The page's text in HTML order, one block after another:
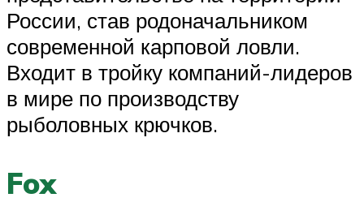
России, став родоначальником
современной карповой ловли.
Входит в тройку компаний-лидеров
в мире по производству
рыболовных крючков.
Fox